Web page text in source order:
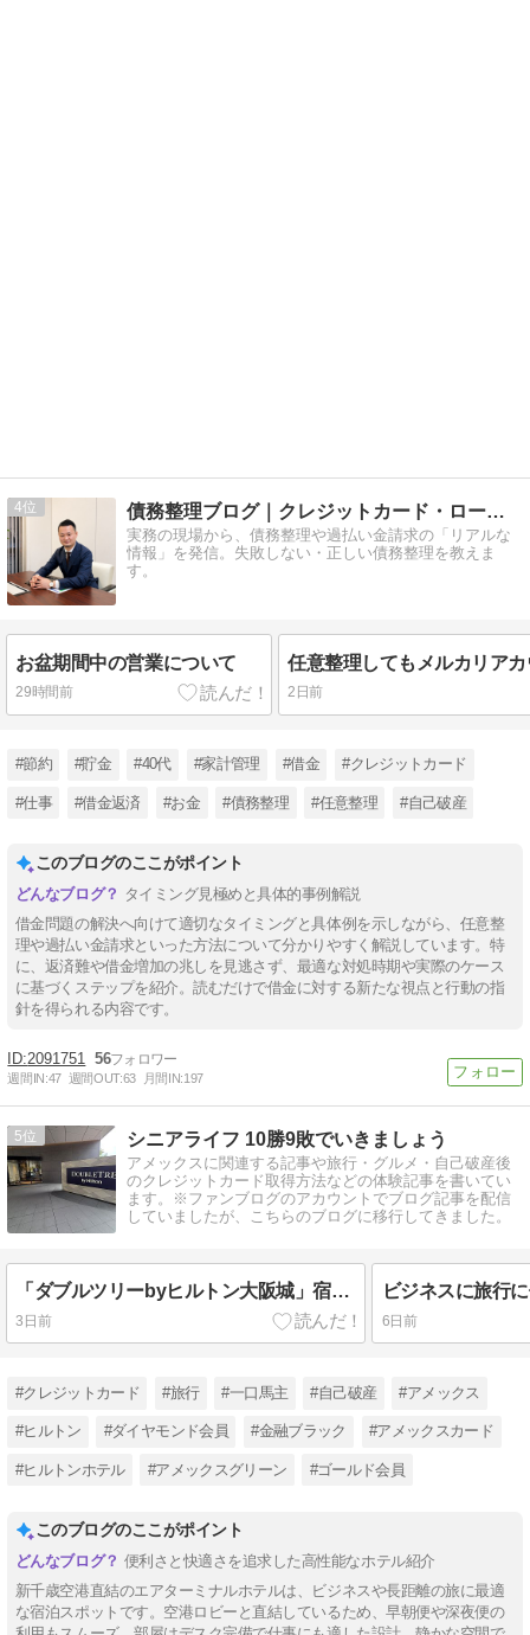
4 債務整理ブログ｜クレジットカード・ローン返済で悩んでいる方へ
実務の現場から、債務整理や過払い金請求の「リアルな
情報」を発信。失敗しない・正しい債務整理を教えま
す。
お盆期間中の営業について
29時間前 2日前
#節約 #貯金 #40代 #家計管理 #借金 #クレジットカード
#仕事 #借金返済 #お金 #債務整理 #任意整理 #自己破産
このブログのここがポイント
タイミング見極めと具体的事例解説
借金問題の解決へ向けて適切なタイミングと具体例を示しながら、任意整
理や過払い金請求といった方法について分かりやすく解説しています。特
に、返済難や借金増加の兆しを見逃さず、最適な対処時期や実際のケース
に基づくステップを紹介。読むだけで借金に対する新たな視点と行動の指
針を得られる内容です。
2091751 56
週間IN:47 週間OUT:63 月間IN:197
5 シニアライフ 10勝9敗でいきましょう
アメックスに関連する記事や旅行・グルメ・自己破産後
のクレジットカード取得方法などの体験記事を書いてい
ます。※ファンブログのアカウントでブログ記事を配信
していましたが、こちらのブログに移行してきました。
「ダブルツリーbyヒルトン大阪城」宿泊記
3日前 6日前
#クレジットカード #旅行 #一口馬主 #自己破産 #アメックス
#ヒルトン #ダイヤモンド会員 #金融ブラック #アメックスカード
#ヒルトンホテル #アメックスグリーン #ゴールド会員
このブログのここがポイント
便利さと快適さを追求した高性能なホテル紹介
新千歳空港直結のエアターミナルホテルは、ビジネスや長距離の旅に最適
な宿泊スポットです。空港ロビーと直結しているため、早朝便や深夜便の